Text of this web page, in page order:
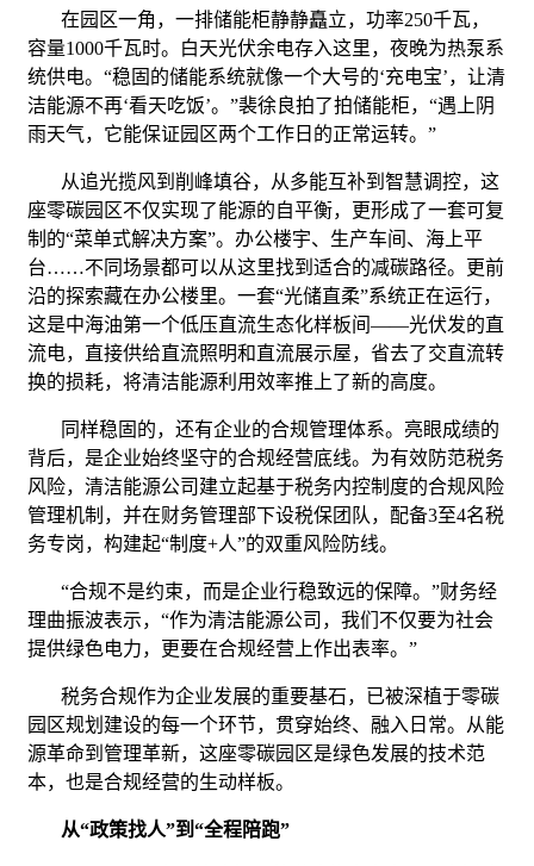
在园区一角，一排储能柜静静矗立，功率250千瓦，
容量1000千瓦时。白天光伏余电存入这里，夜晚为热泵系
统供电。“稳固的储能系统就像一个大号的‘充电宝’，让清
洁能源不再‘看天吃饭’。”裴徐良拍了拍储能柜，“遇上阴
雨天气，它能保证园区两个工作日的正常运转。”
从追光揽风到削峰填谷，从多能互补到智慧调控，这
座零碳园区不仅实现了能源的自平衡，更形成了一套可复
制的“菜单式解决方案”。办公楼宇、生产车间、海上平
台……不同场景都可以从这里找到适合的减碳路径。更前
沿的探索藏在办公楼里。一套“光储直柔”系统正在运行，
这是中海油第一个低压直流生态化样板间——光伏发的直
流电，直接供给直流照明和直流展示屋，省去了交直流转
换的损耗，将清洁能源利用效率推上了新的高度。
同样稳固的，还有企业的合规管理体系。亮眼成绩的
背后，是企业始终坚守的合规经营底线。为有效防范税务
风险，清洁能源公司建立起基于税务内控制度的合规风险
管理机制，并在财务管理部下设税保团队，配备3至4名税
务专岗，构建起“制度+人”的双重风险防线。
“合规不是约束，而是企业行稳致远的保障。”财务经
理曲振波表示，“作为清洁能源公司，我们不仅要为社会
提供绿色电力，更要在合规经营上作出表率。”
税务合规作为企业发展的重要基石，已被深植于零碳
园区规划建设的每一个环节，贯穿始终、融入日常。从能
源革命到管理革新，这座零碳园区是绿色发展的技术范
本，也是合规经营的生动样板。
从“政策找人”到“全程陪跑”